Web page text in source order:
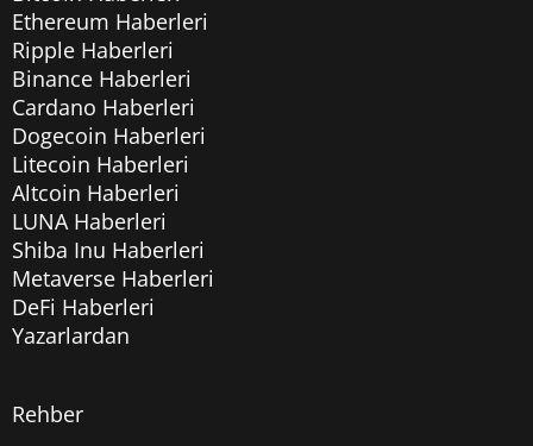
Ethereum Haberleri
Ripple Haberleri
Binance Haberleri
Cardano Haberleri
Dogecoin Haberleri
Litecoin Haberleri
Altcoin Haberleri
LUNA Haberleri
Shiba Inu Haberleri
Metaverse Haberleri
DeFi Haberleri
Yazarlardan
Rehber